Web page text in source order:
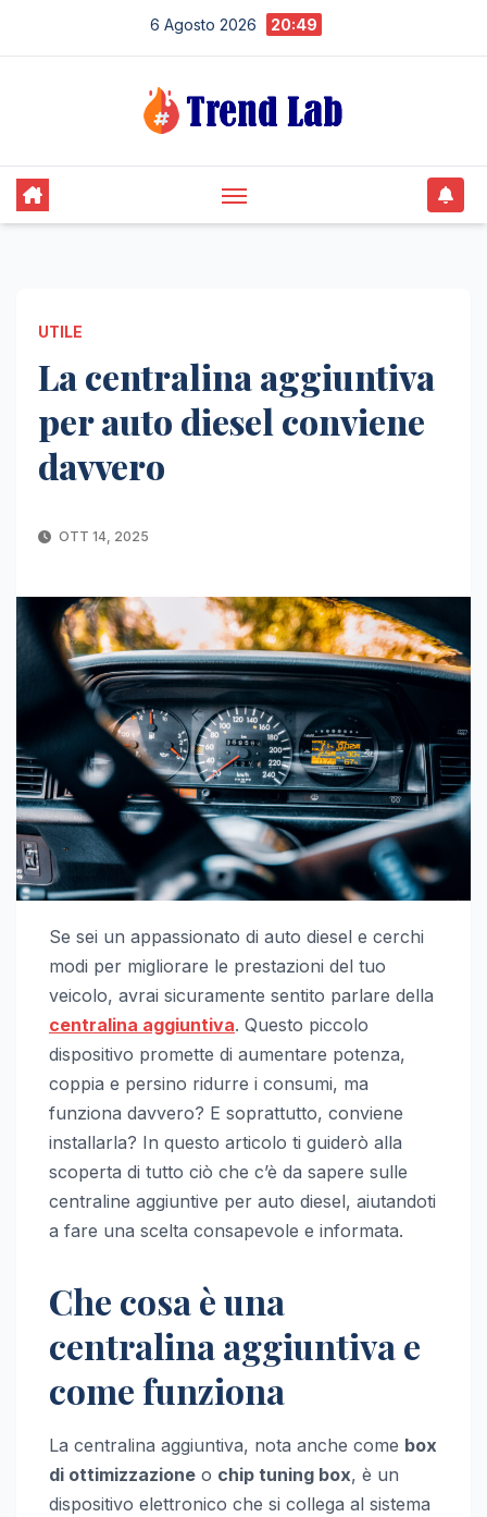
6 Agosto 2026 20:49
UTILE
La centralina aggiuntiva
per auto diesel conviene
davvero
OTT 14, 2025
Se sei un appassionato di auto diesel e cerchi
modi per migliorare le prestazioni del tuo
veicolo, avrai sicuramente sentito parlare della
centralina aggiuntiva. Questo piccolo
dispositivo promette di aumentare potenza,
coppia e persino ridurre i consumi, ma
funziona davvero? E soprattutto, conviene
installarla? In questo articolo ti guiderò alla
scoperta di tutto ciò che c’è da sapere sulle
centraline aggiuntive per auto diesel, aiutandoti
a fare una scelta consapevole e informata.
Che cosa è una
centralina aggiuntiva e
come funziona
La centralina aggiuntiva, nota anche come box
di ottimizzazione o chip tuning box, è un
dispositivo elettronico che si collega al sistema